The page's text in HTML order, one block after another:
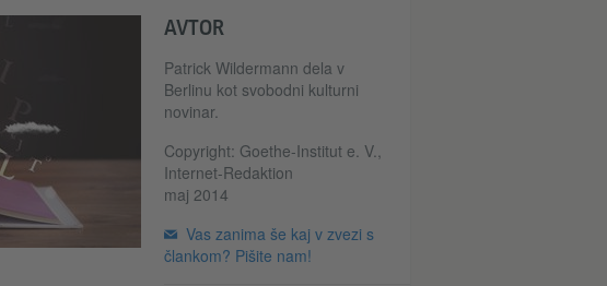
AVTOR
Patrick Wildermann dela v
Berlinu kot svobodni kulturni
novinar.
Copyright: Goethe-Institut e. V.,
Internet-Redaktion
maj 2014
Vas zanima še kaj v zvezi s
člankom? Pišite nam!